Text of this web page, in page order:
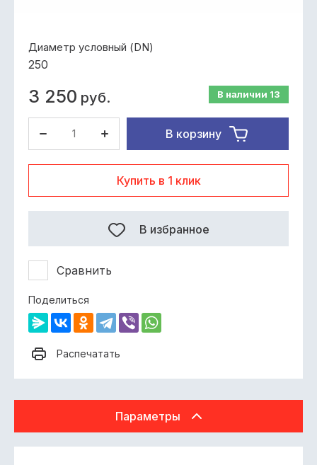
Диаметр условный (DN)
250
В наличии 13
3 250 руб.
В корзину
Купить в 1 клик
Сравнить
В избранное
Поделиться
Распечатать
Параметры